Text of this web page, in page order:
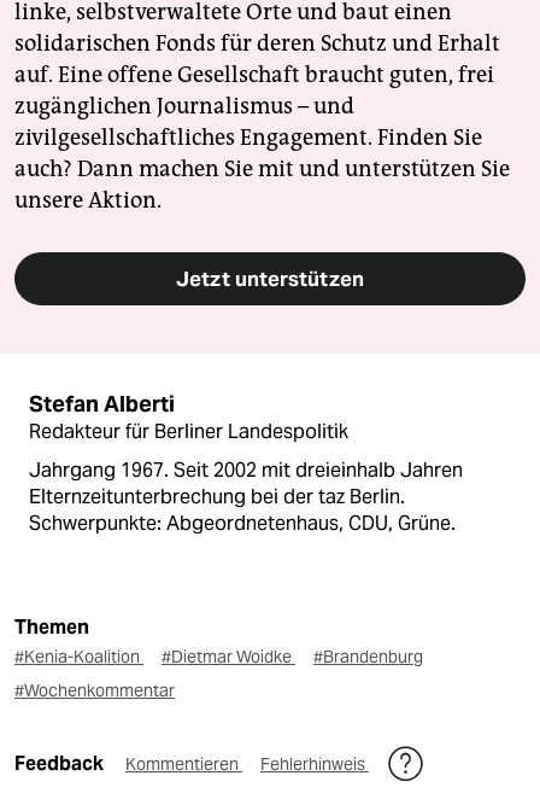
linke, selbstverwaltete Orte und baut einen
solidarischen Fonds für deren Schutz und Erhalt
auf. Eine offene Gesellschaft braucht guten, frei
zugänglichen Journalismus – und
zivilgesellschaftliches Engagement. Finden Sie
auch? Dann machen Sie mit und unterstützen Sie
unsere Aktion.
Jetzt unterstützen
Stefan Alberti
Redakteur für Berliner Landespolitik
Jahrgang 1967. Seit 2002 mit dreieinhalb Jahren
Elternzeitunterbrechung bei der taz Berlin.
Schwerpunkte: Abgeordnetenhaus, CDU, Grüne.
Themen
#Kenia-Koalition #Dietmar Woidke
#Brandenburg
#Wochenkommentar
Feedback Kommentieren Fehlerhinweis